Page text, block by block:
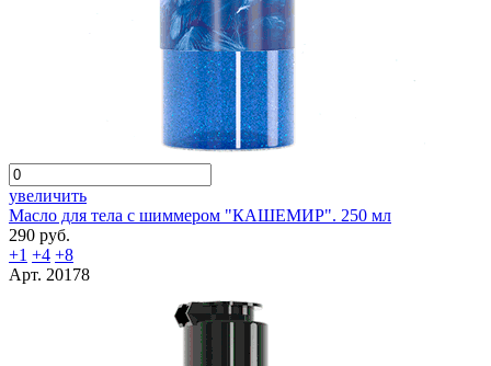
увеличить
Масло для тела с шиммером "КАШЕМИР". 250 мл
290 руб.
+1 +4 +8
Арт. 20178